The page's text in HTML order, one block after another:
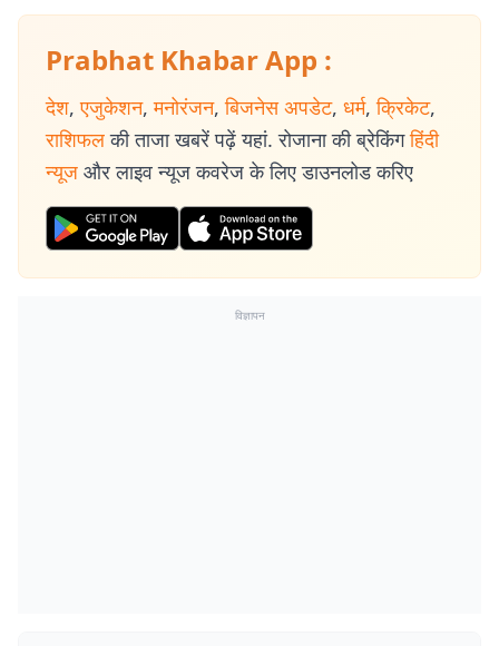
Prabhat Khabar App :
देश, एजुकेशन, मनोरंजन, बिजनेस अपडेट, धर्म, क्रिकेट,
राशिफल की ताजा खबरें पढ़ें यहां. रोजाना की ब्रेकिंग हिंदी
न्यूज और लाइव न्यूज कवरेज के लिए डाउनलोड करिए
विज्ञापन